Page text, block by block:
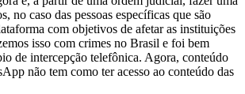
no caso das pessoas específicas que são
com objetivos de afetar as instituições
isso com crimes no Brasil e foi bem
de intercepção telefônica. Agora, conteúdo
não tem como ter acesso ao conteúdo das